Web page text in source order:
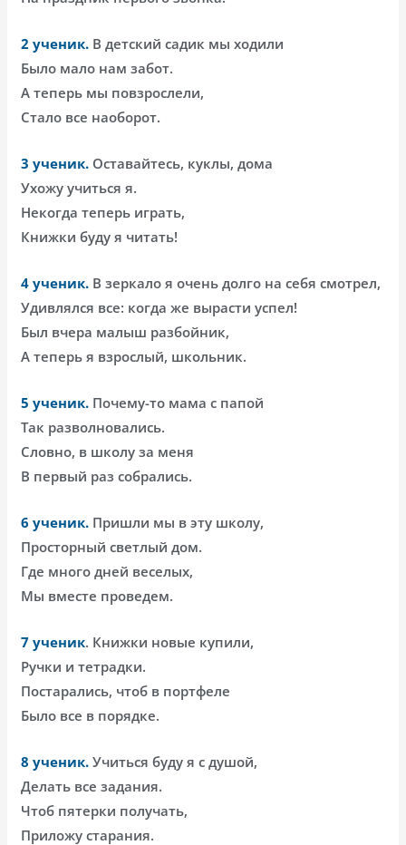
2 ученик. В детский садик мы ходили
Было мало нам забот.
А теперь мы повзрослели,
Стало все наоборот.
3 ученик. Оставайтесь, куклы, дома
Ухожу учиться я.
Некогда теперь играть,
Книжки буду я читать!
4 ученик. В зеркало я очень долго на себя смотрел,
Удивлялся все: когда же вырасти успел!
Был вчера малыш разбойник,
А теперь я взрослый, школьник.
5 ученик. Почему-то мама с папой
Так разволновались.
Словно, в школу за меня
В первый раз собрались.
6 ученик. Пришли мы в эту школу,
Просторный светлый дом.
Где много дней веселых,
Мы вместе проведем.
7 ученик. Книжки новые купили,
Ручки и тетрадки.
Постарались, чтоб в портфеле
Было все в порядке.
8 ученик. Учиться буду я с душой,
Делать все задания.
Чтоб пятерки получать,
Приложу старания.